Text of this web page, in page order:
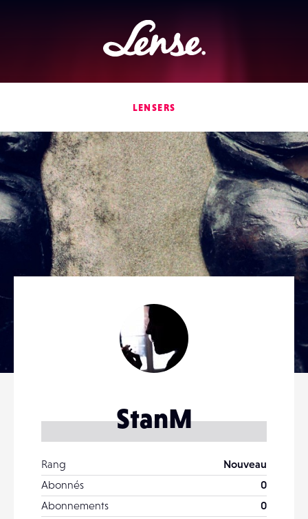
Lense
LENSERS
StanM
Rang
Nouveau
Abonnés
0
Abonnements
0